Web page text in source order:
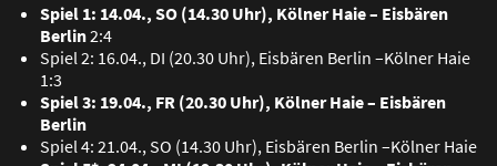
Spiel 1: 14.04., SO (14.30 Uhr), Kölner Haie – Eisbären
Berlin2:4
Spiel 2: 16.04., DI (20.30 Uhr), Eisbären Berlin –Kölner Haie
1:3
Spiel 3: 19.04., FR (20.30 Uhr), Kölner Haie – Eisbären
Berlin
Spiel 4: 21.04., SO (14.30 Uhr), Eisbären Berlin –Kölner Haie